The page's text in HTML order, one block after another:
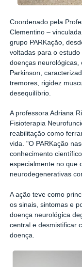
Coordenado pela
Clementino –
grupo PARKação,
voltadas para o
doenças neurológicas,
Parkinson,
tremores, rigidez
desequilíbrio.
A professora Adriana
Fisioterapia
reabilitação como
vida. "O PARKação
conhecimento
especialmente no que
neurodegenerativas
A ação teve como
os sinais, sintomas e
doença neurológica
central e desmistificar
doença.